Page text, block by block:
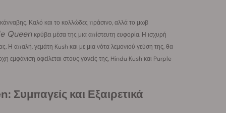
Καλό και το κολλώδες πράσινο, αλλά το μωβ
Queenκρύβει μέσα της μια απίστευτη ευφορία. Η ισχυρή
Η απαλή, γεμάτη Kush και με μια νότα λεμονιού γεύση της, θα
εμφάνιση οφείλεται στους γονείς της, Hindu Kush και Purple
και Εξαιρετικά